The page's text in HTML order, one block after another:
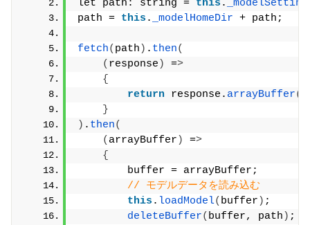
let path: string = this . _modelSetting
path = this . _modelHomeDir + path;
fetch( path ) . then(
( response ) =>
{
return response. arrayBuffer()
}
) . then(
( arrayBuffer ) =>
{
        buffer = arrayBuffer;
// モデルデータを読み込む
this . loadModel( buffer ) ;
deleteBuffer( buffer, path ) ;